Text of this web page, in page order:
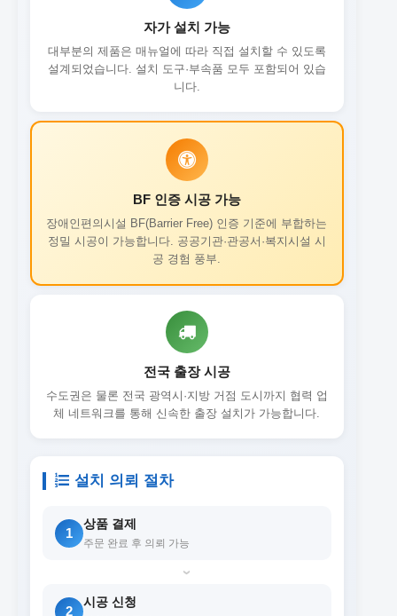
자가 설치 가능
대부분의 제품은 매뉴얼에 따라 직접 설치할 수 있도록
설계되었습니다. 설치 도구·부속품 모두 포함되어 있습
니다.
BF 인증 시공 가능
장애인편의시설 BF(Barrier Free) 인증 기준에 부합하는
정밀 시공이 가능합니다. 공공기관·관공서·복지시설 시
공 경험 풍부.
전국 출장 시공
수도권은 물론 전국 광역시·지방 거점 도시까지 협력 업
체 네트워크를 통해 신속한 출장 설치가 가능합니다.
설치 의뢰 절차
1
상품 결제
주문 완료 후 의뢰 가능
›
2
시공 신청